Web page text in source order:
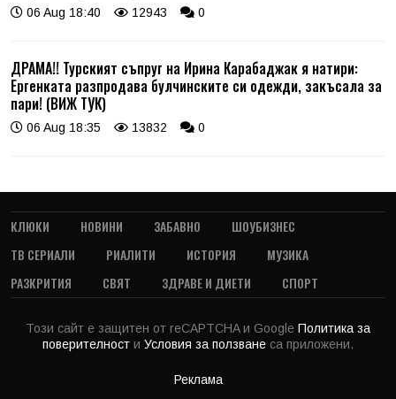
06 Aug 18:40 12943 0
ДРАМА!! Турският съпруг на Ирина Карабаджак я натири:
Ергенката разпродава булчинските си одежди, закъсала за
пари! (ВИЖ ТУК)
06 Aug 18:35 13832 0
КЛЮКИ НОВИНИ ЗАБАВНО
ШОУБИЗНЕС
ТВ СЕРИАЛИ
РИАЛИТИ ИСТОРИЯ
МУЗИКА
РАЗКРИТИЯ
СВЯТ ЗДРАВЕ И ДИЕТИ СПОРТ
Този сайт е защитен от reCAPTCHA и Google Политика за
поверителност и Условия за ползване са приложени.
Реклама